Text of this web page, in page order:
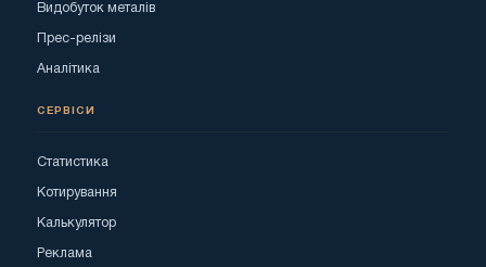
Видобуток металів
Прес-релізи
Аналітика
СЕРВІСИ
Статистика
Котирування
Калькулятор
Реклама